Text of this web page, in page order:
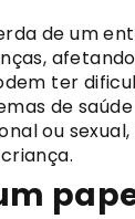
de um
ter
de
ou